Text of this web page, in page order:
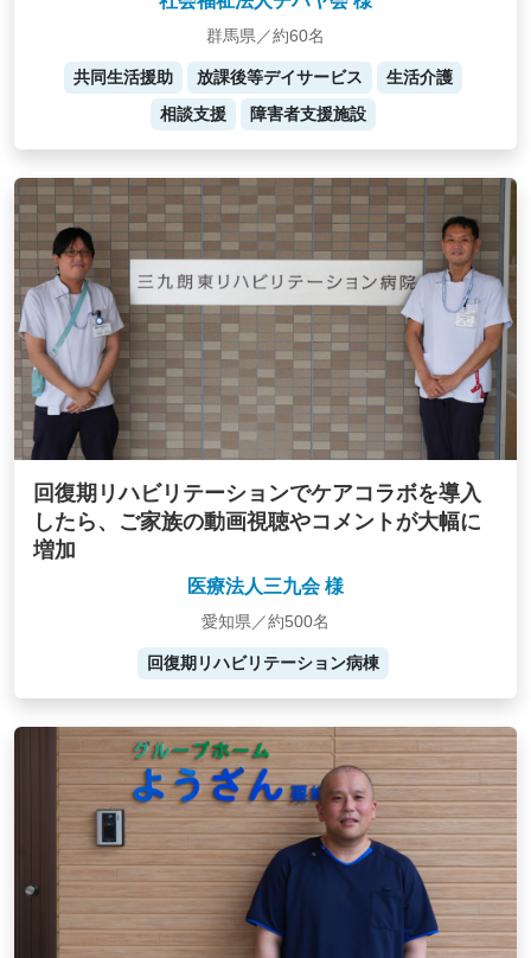
群馬県／約60名
共同生活援助 放課後等デイサービス
生活介護
相談支援
障害者支援施設
回復期リハビリテーションでケアコラボを導入
したら、ご家族の動画視聴やコメントが大幅に
増加
医療法人三九会 様
愛知県／約500名
回復期リハビリテーション病棟